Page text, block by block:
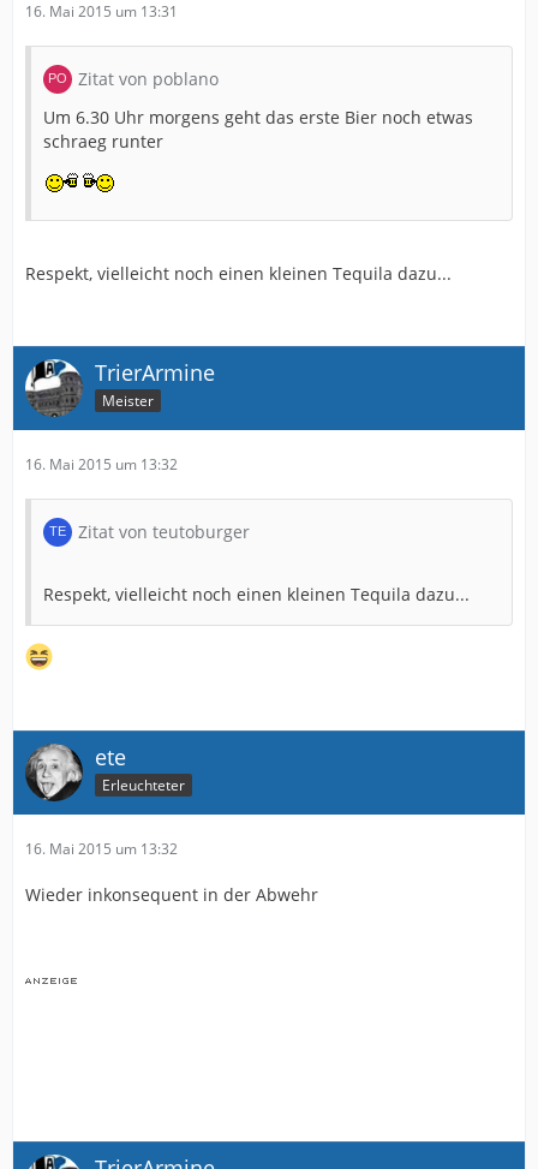
16. Mai 2015 um 13:31
Zitat von poblano
Um 6.30 Uhr morgens geht das erste Bier noch etwas
schraeg runter
Respekt, vielleicht noch einen kleinen Tequila dazu...
TrierArmine
Meister
16. Mai 2015 um 13:32
Zitat von teutoburger
Respekt, vielleicht noch einen kleinen Tequila dazu...
ete
Erleuchteter
16. Mai 2015 um 13:32
Wieder inkonsequent in der Abwehr